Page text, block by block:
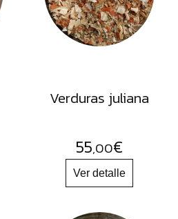
Verduras juliana
55,00€